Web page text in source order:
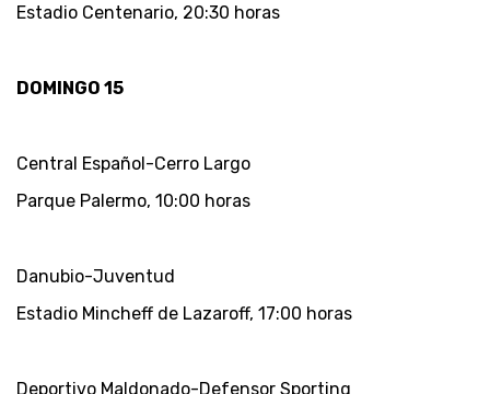
Estadio Centenario, 20:30 horas
DOMINGO 15
Central Español-Cerro Largo
Parque Palermo, 10:00 horas
Danubio-Juventud
Estadio Mincheff de Lazaroff, 17:00 horas
Deportivo Maldonado-Defensor Sporting